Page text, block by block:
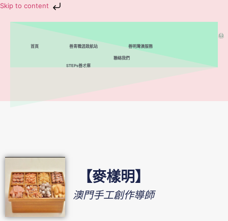
Skip to content
首頁 善青職涯啟航站 善明灣澳服務
STEPs善才庫
聯絡我們
【麥樣明】
澳門手工創作導師